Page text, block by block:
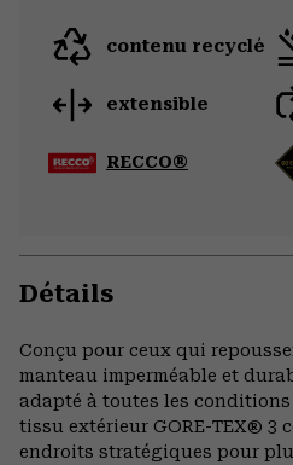
contenu recyclé
extensible
RECCO®
Détails
Conçu pour ceux qui
manteau imperméable et
adapté à toutes les conditions
tissu extérieur GORE-TEX® 3
endroits stratégiques pour